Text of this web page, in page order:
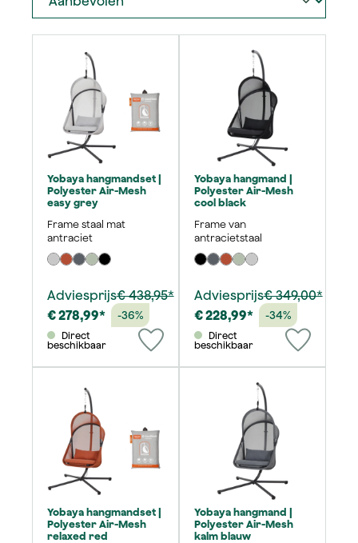
Yobaya hangmandset |
Polyester Air-Mesh
easy grey
Frame staal mat
antraciet
Adviesprijs€ 438,95*
€ 278,99*
-36%
beschikbaar
Yobaya hangmand |
Polyester Air-Mesh
cool black
Frame van
antracietstaal
Adviesprijs€ 349,00*
€ 228,99*
-34%
beschikbaar
Yobaya hangmandset |
Polyester Air-Mesh
relaxed red
Yobaya hangmand |
Polyester Air-Mesh
kalm blauw